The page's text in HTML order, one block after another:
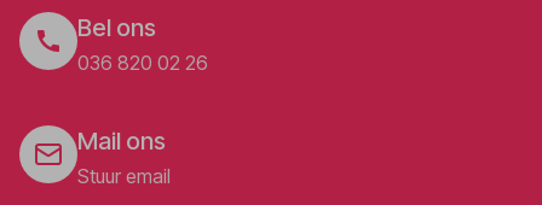
Bel ons
036 820 02 26
Mail ons
Stuur email